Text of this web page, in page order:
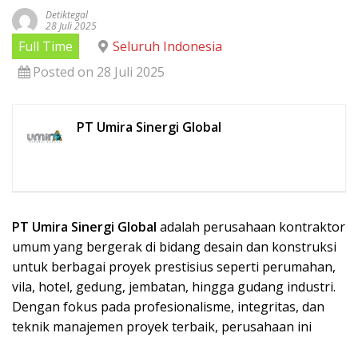
Detiktegal
28 Juli 2025
Full Time
Seluruh Indonesia
Posted on 28 Juli 2025
PT Umira Sinergi Global
PT Umira Sinergi Global adalah perusahaan kontraktor
umum yang bergerak di bidang desain dan konstruksi
untuk berbagai proyek prestisius seperti perumahan,
vila, hotel, gedung, jembatan, hingga gudang industri.
Dengan fokus pada profesionalisme, integritas, dan
teknik manajemen proyek terbaik, perusahaan ini